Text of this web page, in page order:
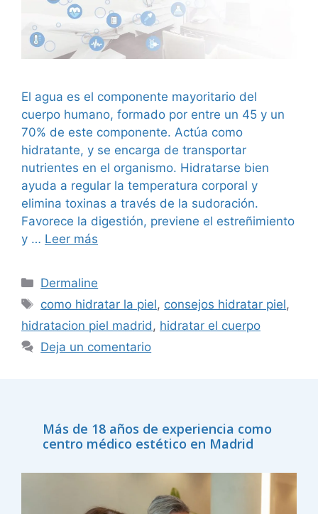
El agua es el componente mayoritario del
cuerpo humano, formado por entre un 45 y un
70% de este componente. Actúa como
hidratante, y se encarga de transportar
nutrientes en el organismo. Hidratarse bien
ayuda a regular la temperatura corporal y
elimina toxinas a través de la sudoración.
Favorece la digestión, previene el estreñimiento
y … Leer más
Dermaline
como hidratar la piel, consejos hidratar piel,
hidratacion piel madrid, hidratar el cuerpo
Deja un comentario
Más de 18 años de experiencia como
centro médico estético en Madrid